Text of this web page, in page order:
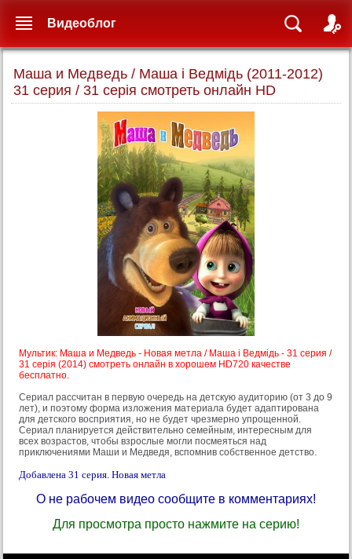
Маша и Медведь / Маша і Ведмідь (2011-2012)
31 серия / 31 серія смотреть онлайн HD
Мультик: Маша и Медведь - Новая метла / Маша і Ведмідь - 31 серия /
31 серія (2014) смотреть онлайн в хорошем HD720 качестве
бесплатно.
Сериал рассчитан в первую очередь на детскую аудиторию (от 3 до 9
лет), и поэтому форма изложения материала будет адаптирована
для детского восприятия, но не будет чрезмерно упрощенной.
Сериал планируется действительно семейным, интересным для
всех возрастов, чтобы взрослые могли посмеяться над
приключениями Маши и Медведя, вспомнив собственное детство.
Добавлена 31 серия. Новая метла
О не рабочем видео сообщите в комментариях!
Для просмотра просто нажмите на серию!
Видеоблог